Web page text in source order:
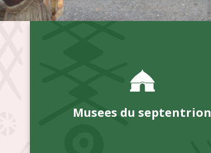
Musees du septentrion